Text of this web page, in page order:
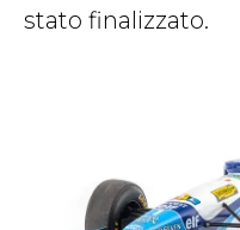
stato finalizzato.